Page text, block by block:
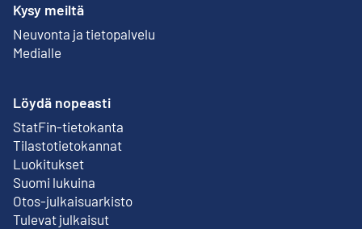
Kysy meiltä
Neuvonta ja tietopalvelu
Medialle
Löydä nopeasti
StatFin-tietokanta
Ulkoinen linkki
Tilastotietokannat
Luokitukset
Suomi lukuina
Otos-julkaisuarkisto
Ulkoinen linkki
Tulevat julkaisut